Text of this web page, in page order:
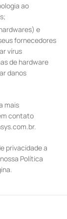
ao
e
fornecedores
vírus
de hardware
danos
mais
contato
.
privacidade a
Política